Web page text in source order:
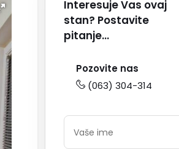
Interesuje Vas ovaj
stan? Postavite
pitanje...
Pozovite nas
(063) 304-314